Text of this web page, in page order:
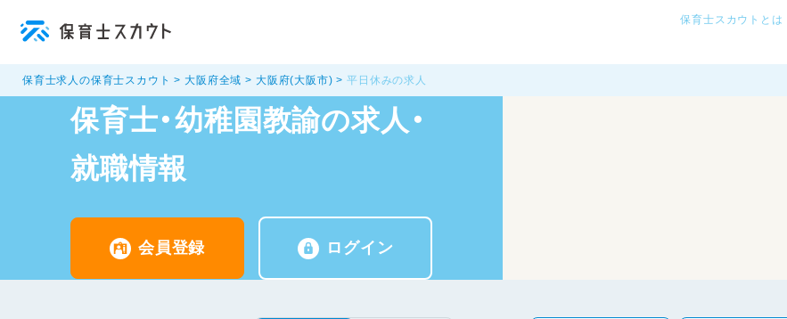
保育士スカウトとは
保育士求人の保育士スカウト 大阪府全域 大阪府(大阪市) 平日休みの求人
保育士・幼稚園教諭の求人・
就職情報
会員登録 ログイン